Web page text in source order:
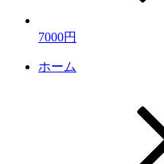
7000円
ホーム